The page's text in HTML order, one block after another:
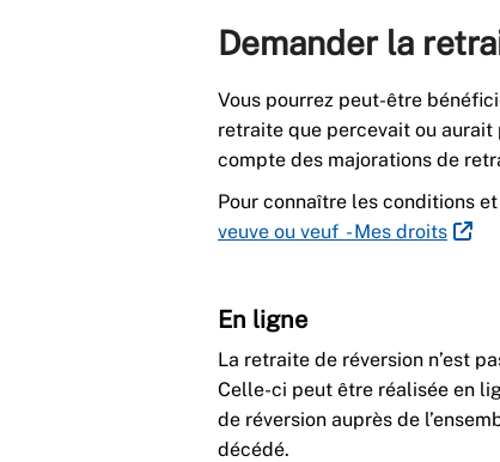
Demander la
Vous pourrez peut-être
retraite que percevait ou
compte des majorations de
Pour connaître les conditions
veuve ou veuf - Mes droits
En ligne
La retraite de réversion n’est
Celle-ci peut être réalisée en
de réversion auprès de
décédé.